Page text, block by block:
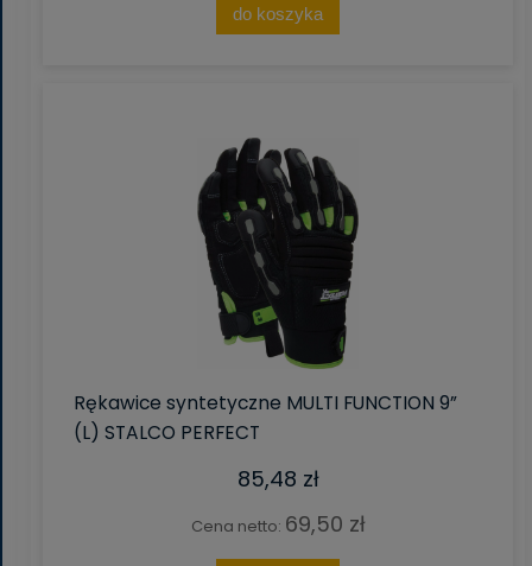
do koszyka
Rękawice syntetyczne MULTI FUNCTION 9”
(L) STALCO PERFECT
85,48 zł
Cena netto: 69,50 zł